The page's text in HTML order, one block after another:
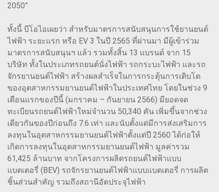
2050”
ทั้งนี้ บีโอไอเผยว่า สำหรับมาตรการสนับสนุนการใช้ยานยนต์
ไฟฟ้า ระยะแรก หรือ EV 3 ในปี 2565 ที่ผ่านมา มีผู้เข้าร่วม
มาตรการสนับสนุนฯ แล้ว รวมทั้งสิ้น 13 แบรนด์ จาก 15
บริษัท ทั้งในประเภทรถยนต์นั่งไฟฟ้า รถกระบะไฟฟ้า และรถ
จักรยานยนต์ไฟฟ้า สร้างผลสำเร็จในการกระตุ้นการเติบโต
ของอุตสาหกรรมยานยนต์ไฟฟ้าในประเทศไทย โดยในช่วง 9
เดือนแรกของปีนี้ (มกราคม – กันยายน 2566) มียอดจด
ทะเบียนรถยนต์ไฟฟ้าใหม่จำนวน 50,340 คัน เพิ่มขึ้นจากช่วง
เดียวกันของปีก่อนถึง 7.6 เท่า และนับตั้งแต่มีการส่งเสริมการ
ลงทุนในอุตสาหกรรมยานยนต์ไฟฟ้าตั้งแต่ปี 2560 ได้ก่อให้
เกิดการลงทุนในอุตสาหกรรมยานยนต์ไฟฟ้า มูลค่ารวม
61,425 ล้านบาท จากโครงการผลิตรถยนต์ไฟฟ้าแบบ
แบตเตอรี่ (BEV) รถจักรยานยนต์ไฟฟ้าแบบแบตเตอรี่ การผลิต
ชิ้นส่วนสำคัญ รวมถึงสถานีอัดประจุไฟฟ้า